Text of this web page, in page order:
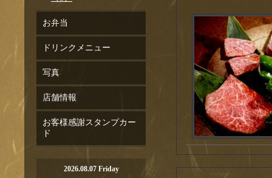
お弁当
ドリンクメニュー
写真
店舗情報
お客様感謝スタンプカー
ド
2026.08.07 Friday